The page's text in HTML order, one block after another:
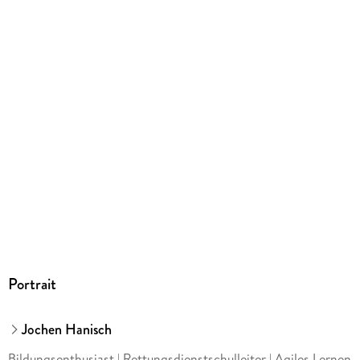
Portrait
Jochen Hanisch